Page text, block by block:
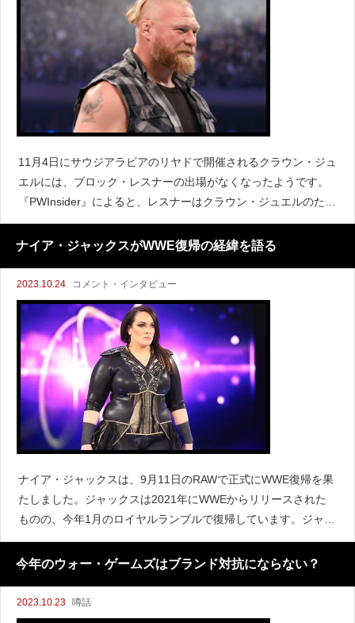
11月4日にサウジアラビアのリヤドで開催されるクラウン・ジュ
エルには、ブロック・レスナーの出場がなくなったようです。
『PWInsider』によると、レスナーはクラウン・ジュエルのため
にサウジアラビアへ行かないと伝えています。その理由とし
て、すでに出場する選手で十分だとWWEが判断した
ナイア・ジャックスがWWE復帰の経緯を語る
2023.10.24 コメント・インタビュー
ナイア・ジャックスは、9月11日のRAWで正式にWWE復帰を果
たしました。ジャックスは2021年にWWEからリリースされた
ものの、今年1月のロイヤルランブルで復帰しています。ジャッ
クスは『WWE After The Bell』に出演し、復帰に至った経緯を
明らかにしています。「
今年のウォー・ゲームズはブランド対抗にならない？
2023.10.23 噂話